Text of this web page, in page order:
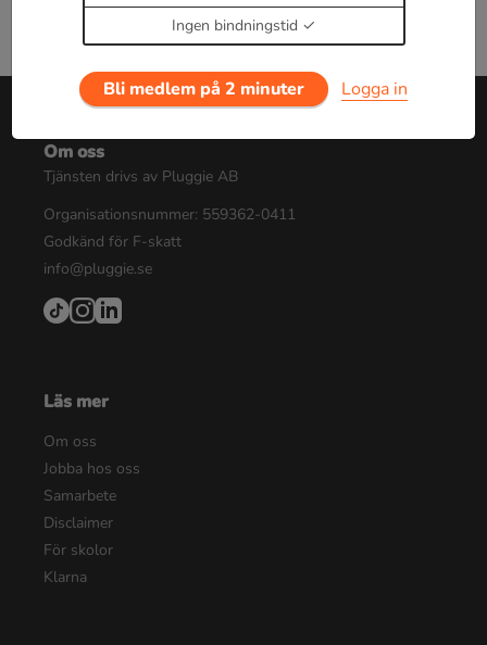
Ingen bindningstid
Bli medlem på 2 minuter Logga in
Om oss
Tjänsten drivs av Pluggie AB
Organisationsnummer: 559362-0411
Godkänd för F-skatt
info@pluggie.se
Läs mer
Om oss
Jobba hos oss
Samarbete
Disclaimer
För skolor
Klarna